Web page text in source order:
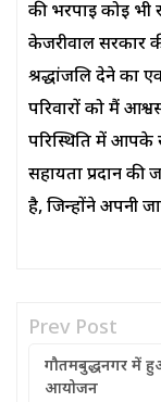
की भरपाई कोई भी
केजरीवाल सरकार
श्रद्धांजलि देने का
परिवारों को मैं
परिस्थिति में आपके
सहायता प्रदान की
है, जिन्होंने अपनी
Prev Post
गौतमबुद्धनगर में
आयोजन